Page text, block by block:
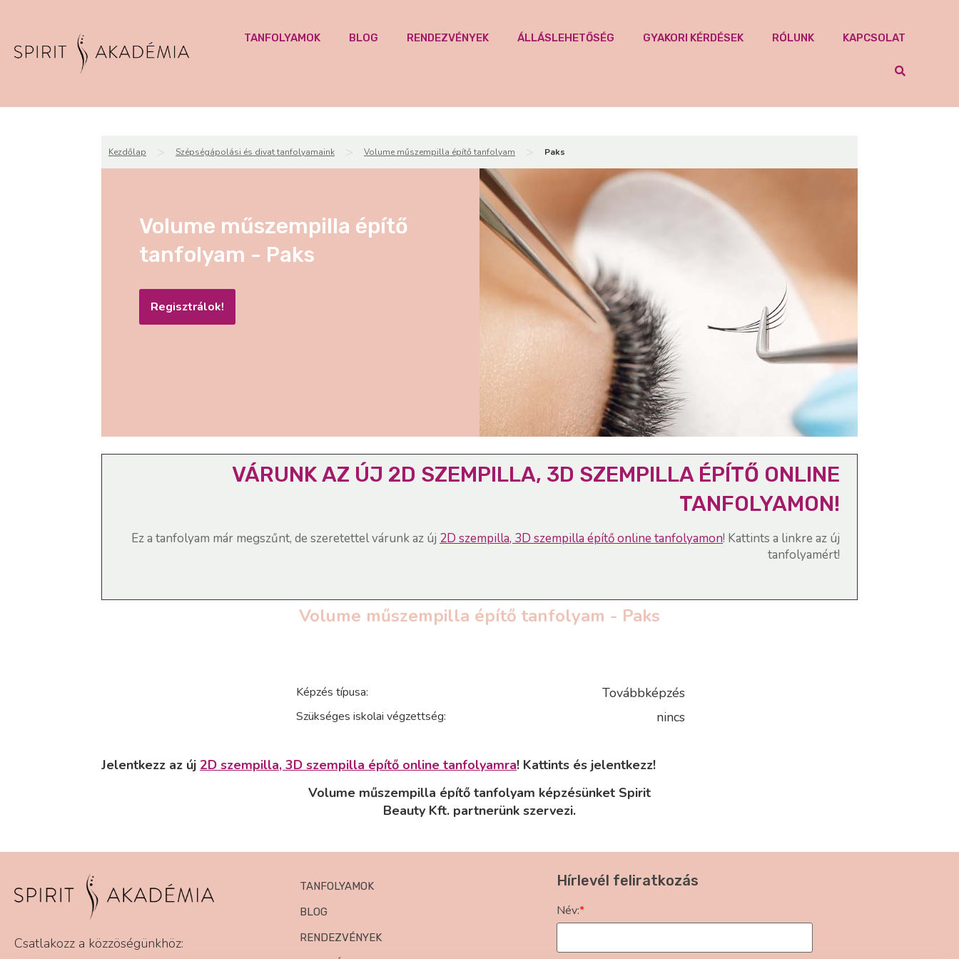
TANFOLYAMOK BLOG RENDEZVÉNYEK ÁLLÁSLEHETŐSÉG GYAKORI KÉRDÉSEK RÓLUNK KAPCSOLAT
Kezdőlap > Szépségápolási és divat tanfolyamaink > Volume műszempilla építő tanfolyam > Paks
Volume műszempilla építő
tanfolyam - Paks
Regisztrálok!
VÁRUNK AZ ÚJ 2D SZEMPILLA, 3D SZEMPILLA ÉPÍTŐ ONLINE
TANFOLYAMON!
Ez a tanfolyam már megszűnt, de szeretettel várunk az új 2D szempilla, 3D szempilla építő online tanfolyamon! Kattints a linkre az új
tanfolyamért!
Volume műszempilla építő tanfolyam - Paks
Képzés típusa: Továbbképzés
Szükséges iskolai végzettség: nincs
Jelentkezz az új 2D szempilla, 3D szempilla építő online tanfolyamra! Kattints és jelentkezz!
Volume műszempilla építő tanfolyam képzésünket Spirit
Beauty Kft. partnerünk szervezi.
Csatlakozz a közzöségünkhöz:
TANFOLYAMOK
BLOG
RENDEZVÉNYEK
Hírlevél feliratkozás
Név:*